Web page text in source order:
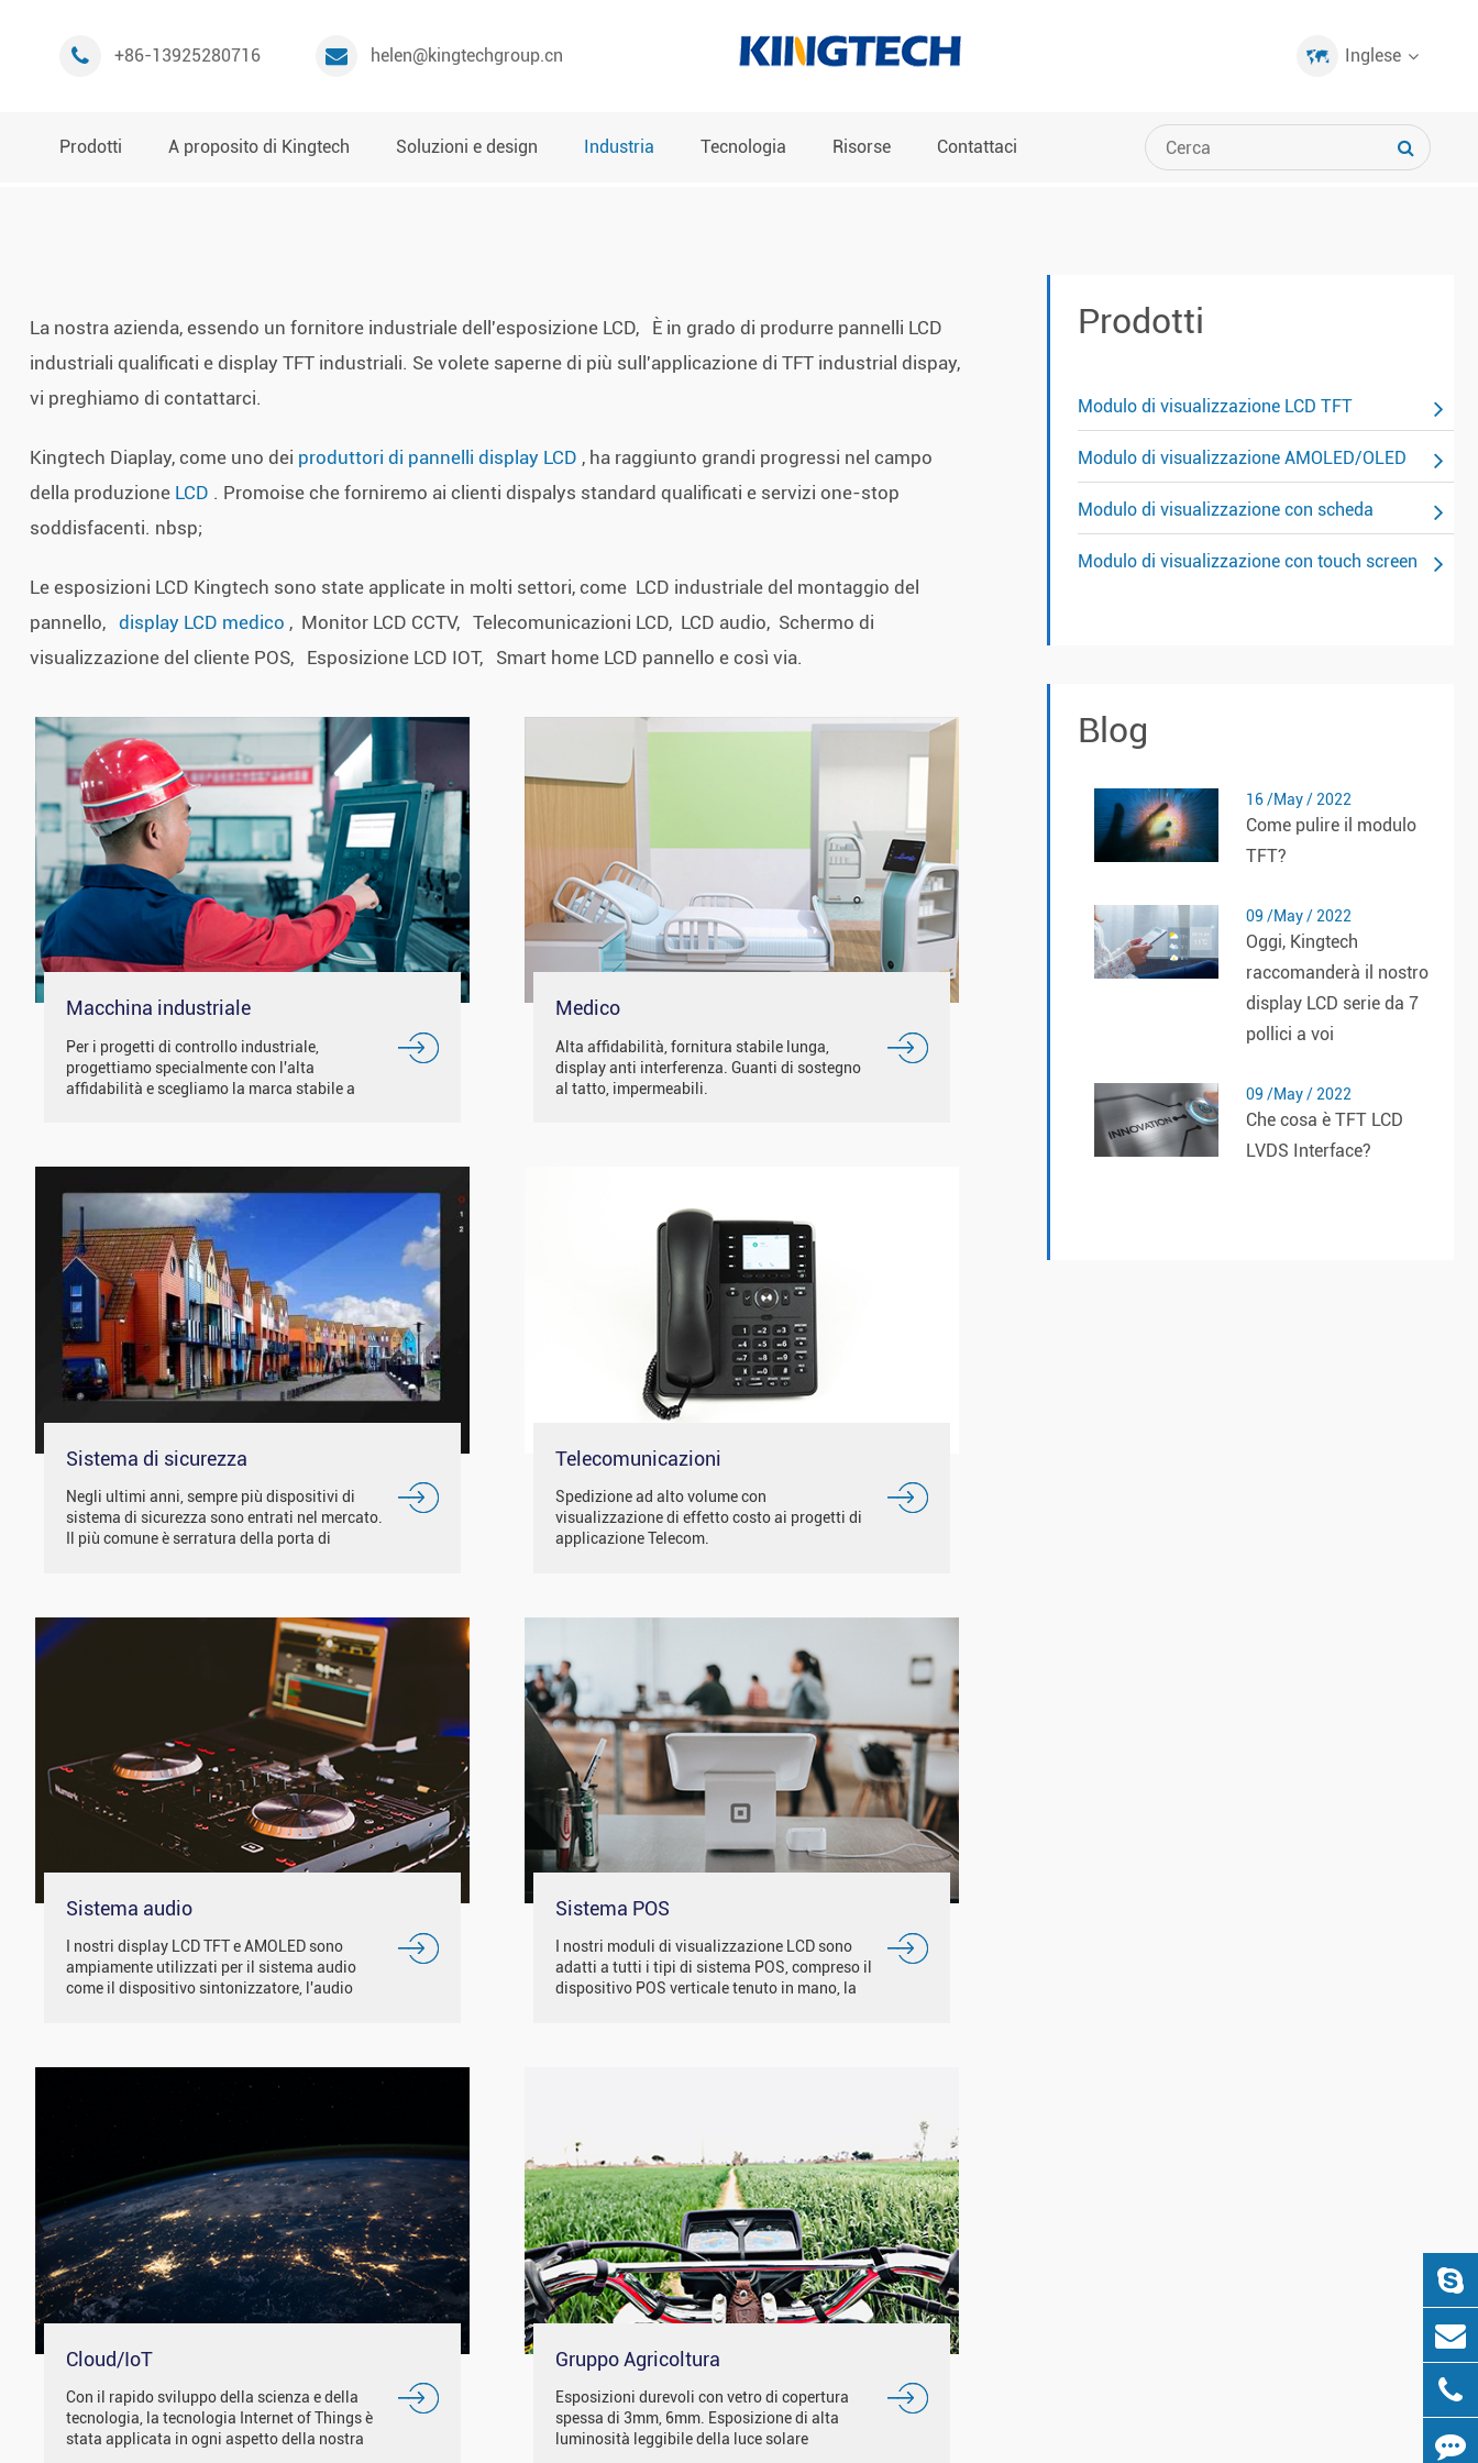
+86-13925280716 helen@kingtechgroup.cn Inglese
Prodotti A proposito di Kingtech Soluzioni e design Industria Tecnologia Risorse Contattaci
Prodotti
Modulo di visualizzazione LCD TFT
Modulo di visualizzazione AMOLED/OLED
Modulo di visualizzazione con scheda
Modulo di visualizzazione con touch screen
Blog
16 /May / 2022
Come pulire il modulo
TFT?
09 /May / 2022
Oggi, Kingtech
raccomanderà il nostro
display LCD serie da 7
pollici a voi
09 /May / 2022
Che cosa è TFT LCD
LVDS Interface?
La nostra azienda, essendo un fornitore industriale dell'esposizione LCD, È in grado di produrre pannelli LCD
industriali qualificati e display TFT industriali. Se volete saperne di più sull'applicazione di TFT industrial dispay,
vi preghiamo di contattarci.
Kingtech Diaplay, come uno dei produttori di pannelli display LCD , ha raggiunto grandi progressi nel campo
della produzione LCD . Promoise che forniremo ai clienti dispalys standard qualificati e servizi one-stop
soddisfacenti. nbsp;
Le esposizioni LCD Kingtech sono state applicate in molti settori, come LCD industriale del montaggio del
pannello, display LCD medico , Monitor LCD CCTV, Telecomunicazioni LCD, LCD audio, Schermo di
visualizzazione del cliente POS, Esposizione LCD IOT, Smart home LCD pannello e così via.
Macchina industriale
Per i progetti di controllo industriale,
progettiamo specialmente con l'alta
affidabilità e scegliamo la marca stabile a
Medico
Alta affidabilità, fornitura stabile lunga,
display anti interferenza. Guanti di sostegno
al tatto, impermeabili.
Sistema di sicurezza
Negli ultimi anni, sempre più dispositivi di
sistema di sicurezza sono entrati nel mercato.
Il più comune è serratura della porta di
visualizzazione libero...
Telecomunicazioni
Spedizione ad alto volume con
visualizzazione di effetto costo ai progetti di
applicazione Telecom.
Sistema audio
I nostri display LCD TFT e AMOLED sono
ampiamente utilizzati per il sistema audio
come il dispositivo sintonizzatore, l'audio
Sistema POS
I nostri moduli di visualizzazione LCD sono
adatti a tutti i tipi di sistema POS, compreso il
dispositivo POS verticale tenuto in mano, la
Cloud/IoT
Con il rapido sviluppo della scienza e della
tecnologia, la tecnologia Internet of Things è
stata applicata in ogni aspetto della nostra
Gruppo Agricoltura
Esposizioni durevoli con vetro di copertura
spessa di 3mm, 6mm. Esposizione di alta
luminosità leggibile della luce solare